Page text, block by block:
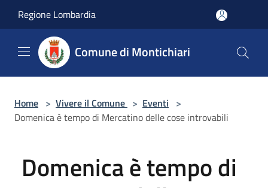
Regione Lombardia
Comune di Montichiari
Home > Vivere il Comune > Eventi >
Domenica è tempo di Mercatino delle cose introvabili
Domenica è tempo di